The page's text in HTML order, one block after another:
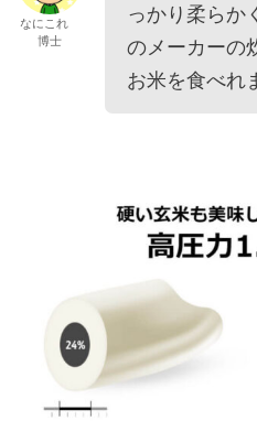
なにこれ
博士
っかり柔らか
のメーカーの
お米を食べれ